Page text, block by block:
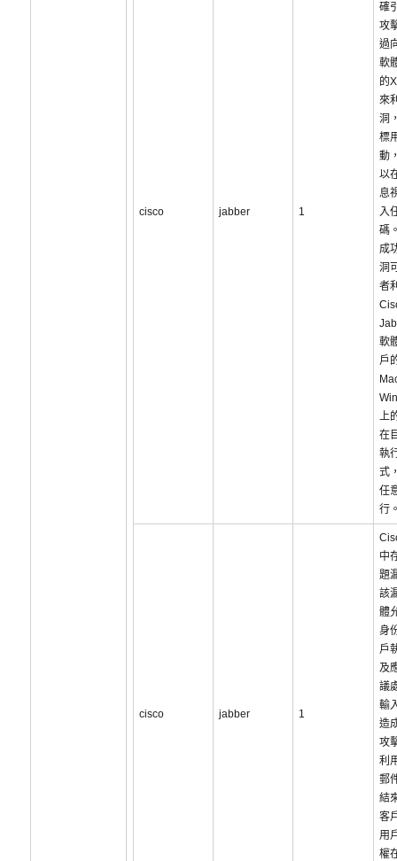
cisco jabber 1
確
攻
過
軟
的
來
洞
標
動
以
息
入
碼
成
洞
者
軟
戶
上
在
執
式
任
行
cisco jabber 1
中
題
該
體
身
戶
及
議
輸
造
攻
利
郵
結
客
用
權